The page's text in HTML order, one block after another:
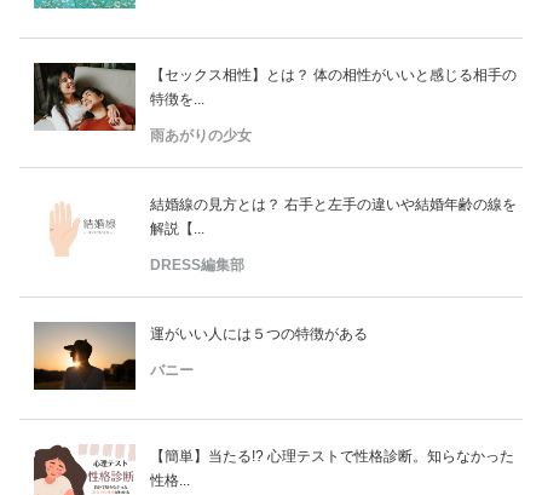
【セックス相性】とは？ 体の相性がいいと感じる相手の
特徴を...
雨あがりの少女
結婚線の見方とは？ 右手と左手の違いや結婚年齢の線を
解説【...
DRESS編集部
運がいい人には５つの特徴がある
バニー
【簡単】当たる!? 心理テストで性格診断。知らなかった
性格...